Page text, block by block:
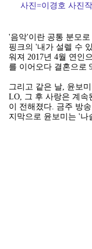
사진=이경호 사진
'음악'이란 공통 분모로
핑크의 '내가 설렐 수
워져 2017년 4월 연인
를 이어오다 결혼으로
그리고 같은 날, 윤보
LO, 그 후 사랑은 계속
이 전해졌다. 금주 방
지막으로 윤보미는 '나